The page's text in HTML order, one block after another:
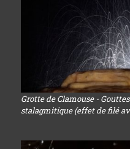
Grotte de Clamouse -
stalagmitique (effet de filé